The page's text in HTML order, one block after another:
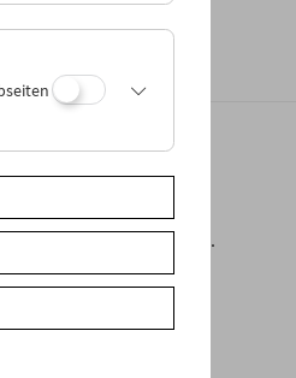
an der Kassa.